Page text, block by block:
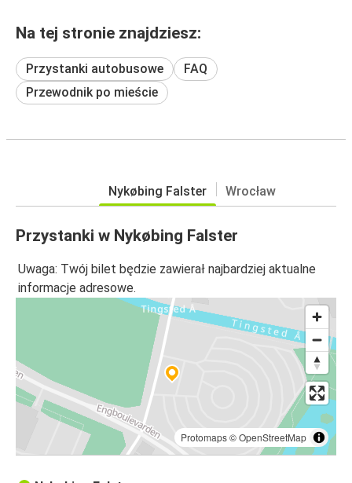
Na tej stronie znajdziesz:
Przystanki autobusowe
FAQ
Przewodnik po mieście
Nykøbing Falster Wrocław
Przystanki w Nykøbing Falster
Uwaga: Twój bilet będzie zawierał najbardziej aktualne
informacje adresowe.
Protomaps©OpenStreetMap